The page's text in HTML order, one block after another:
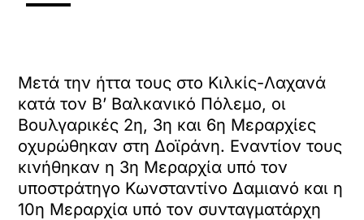
Μετά την ήττα τους στο Κιλκίς-Λαχανά
κατά τον Β’ Βαλκανικό Πόλεμο, οι
Βουλγαρικές 2η, 3η και 6η Μεραρχίες
οχυρώθηκαν στη Δοϊράνη. Εναντίον τους
κινήθηκαν η 3η Μεραρχία υπό τον
υποστράτηγο Κωνσταντίνο Δαμιανό και η
10η Μεραρχία υπό τον συνταγματάρχη